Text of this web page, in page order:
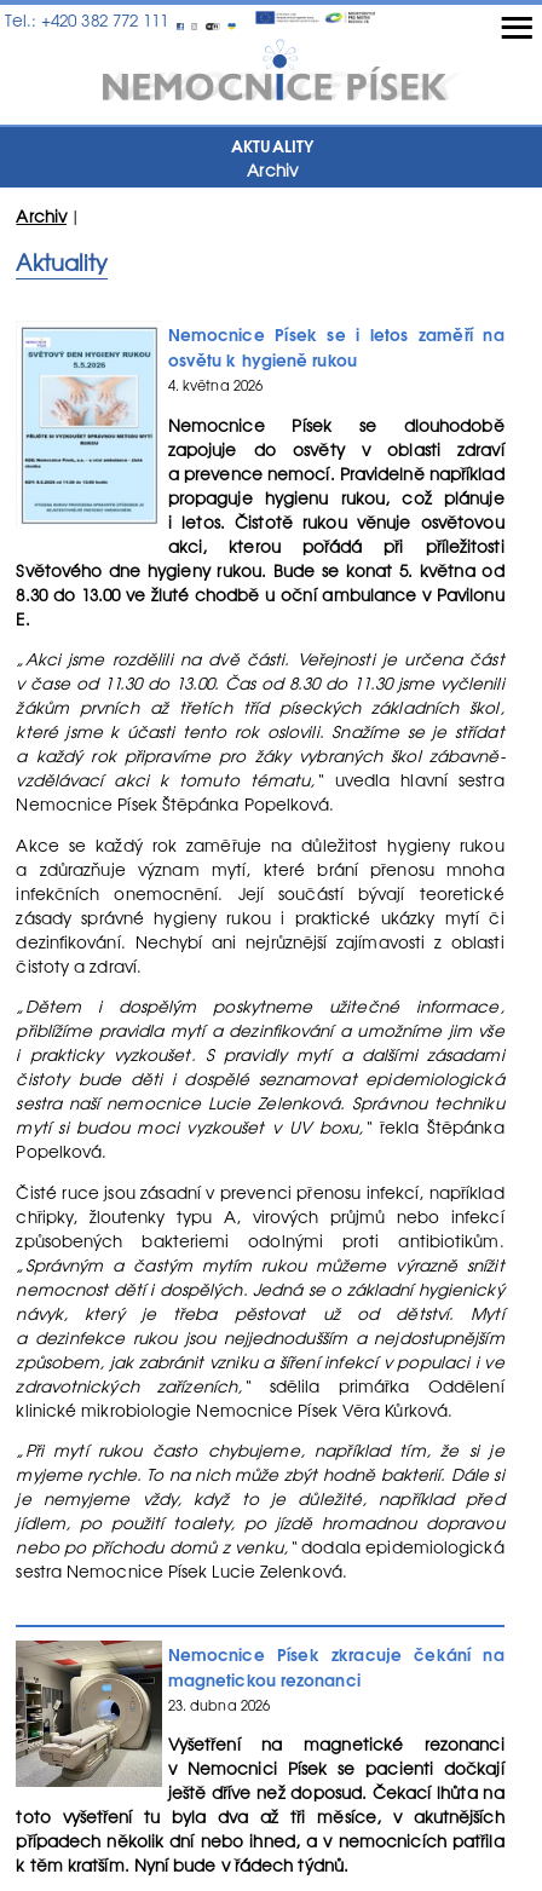
Tel.: +420 382 772 111 ≡
AKTUALITY
Archiv
Archiv|
Aktuality
Nemocnice Písek se i letos zaměří na
osvětu k hygieně rukou
4. května 2026
Nemocnice Písek se dlouhodobě
zapojuje do osvěty v oblasti zdraví
a prevence nemocí. Pravidelně například
propaguje hygienu rukou, což plánuje
i letos. Čistotě rukou věnuje osvětovou
akci, kterou pořádá při příležitosti
Světového dne hygieny rukou. Bude se konat 5. května od
8.30 do 13.00 ve žluté chodbě u oční ambulance v Pavilonu
E.
„Akci jsme rozdělili na dvě části. Veřejnosti je určena část
v čase od 11.30 do 13.00. Čas od 8.30 do 11.30 jsme vyčlenili
žákům prvních až třetích tříd píseckých základních škol,
které jsme k účasti tento rok oslovili. Snažíme se je střídat
a každý rok připravíme pro žáky vybraných škol zábavně-
vzdělávací akci k tomuto tématu,“uvedla hlavní sestra
Nemocnice Písek Štěpánka Popelková.
Akce se každý rok zaměřuje na důležitost hygieny rukou
a zdůrazňuje význam mytí, které brání přenosu mnoha
infekčních onemocnění. Její součástí bývají teoretické
zásady správné hygieny rukou i praktické ukázky mytí či
dezinfikování. Nechybí ani nejrůznější zajímavosti z oblasti
čistoty a zdraví.
„Dětem i dospělým poskytneme užitečné informace,
přiblížíme pravidla mytí a dezinfikování a umožníme jim vše
i prakticky vyzkoušet. S pravidly mytí a dalšími zásadami
čistoty bude děti i dospělé seznamovat epidemiologická
sestra naší nemocnice Lucie Zelenková. Správnou techniku
mytí si budou moci vyzkoušet v UV boxu,“řekla Štěpánka
Popelková.
Čisté ruce jsou zásadní v prevenci přenosu infekcí, například
chřipky, žloutenky typu A, virových průjmů nebo infekcí
způsobených bakteriemi odolnými proti antibiotikům.
„Správným a častým mytím rukou můžeme výrazně snížit
nemocnost dětí i dospělých. Jedná se o základní hygienický
návyk, který je třeba pěstovat už od dětství. Mytí
a dezinfekce rukou jsou nejjednodušším a nejdostupnějším
způsobem, jak zabránit vzniku a šíření infekcí v populaci i ve
zdravotnických zařízeních,“sdělila primářka Oddělení
klinické mikrobiologie Nemocnice Písek Věra Kůrková.
„Při mytí rukou často chybujeme, například tím, že si je
myjeme rychle. To na nich může zbýt hodně bakterií. Dále si
je nemyjeme vždy, když to je důležité, například před
jídlem, po použití toalety, po jízdě hromadnou dopravou
nebo po příchodu domů z venku,“dodala epidemiologická
sestra Nemocnice Písek Lucie Zelenková.
Nemocnice Písek zkracuje čekání na
magnetickou rezonanci
23. dubna 2026
Vyšetření na magnetické rezonanci
v Nemocnici Písek se pacienti dočkají
ještě dříve než doposud. Čekací lhůta na
toto vyšetření tu byla dva až tři měsíce, v akutnějších
případech několik dní nebo ihned, a v nemocnicích patřila
k těm kratším. Nyní bude v řádech týdnů.